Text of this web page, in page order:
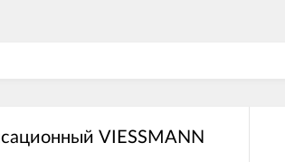
VIESSMANN